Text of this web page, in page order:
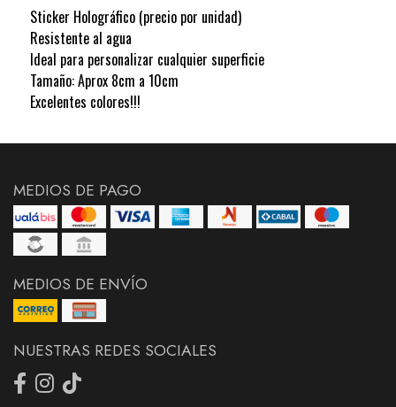
Sticker Holográfico (precio por unidad)
Resistente al agua
Ideal para personalizar cualquier superficie
Tamaño: Aprox 8cm a 10cm
Excelentes colores!!!
MEDIOS DE PAGO
MEDIOS DE ENVÍO
NUESTRAS REDES SOCIALES